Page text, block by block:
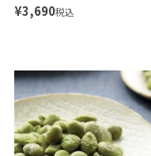
¥3,690税込